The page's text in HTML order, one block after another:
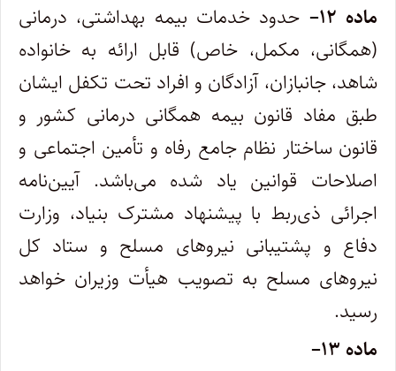
ماده ۱۲– حدود خدمات بیمه بهداشتی، درمانی
(همگانی، مکمل، خاص) قابل ارائه به خانواده
شاهد، جانبازان، آزادگان و افراد تحت تکفل ایشان
طبق مفاد قانون بیمه همگانی درمانی کشور و
قانون ساختار نظام جامع رفاه و تأمین اجتماعی و
اصلاحات قوانین یاد شده می‌باشد. آیین‌نامه
اجرائی ذی‌ربط با پیشنهاد مشترک بنیاد، وزارت
دفاع و پشتیبانی نیروهای مسلح و ستاد کل
نیروهای مسلح به تصویب هیأت وزیران خواهد
رسید.
ماده ۱۳–